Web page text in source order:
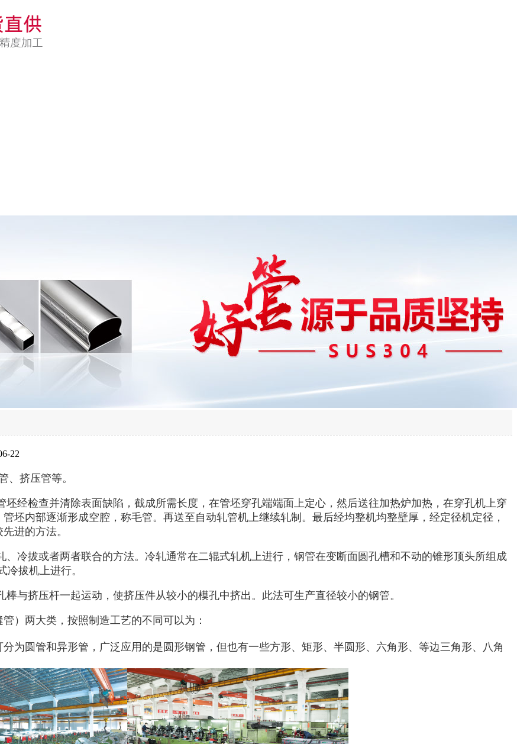
22
、挤压管等。
经检查并清除表面缺陷，截成所需长度，在管坯穿孔端端面上定心，然后送往加热炉加热，在穿孔机上穿
坯内部逐渐形成空腔，称毛管。再送至自动轧管机上继续轧制。最后经均整机均整壁厚，经定径机定径，
进的方法。
冷拔或者两者联合的方法。冷轧通常在二辊式轧机上进行，钢管在变断面圆孔槽和不动的锥形顶头所组成
冷拔机上进行。
与挤压杆一起运动，使挤压件从较小的模孔中挤出。此法可生产直径较小的钢管。
）两大类，按照制造工艺的不同可以为：
为圆管和异形管，广泛应用的是圆形钢管，但也有一些方形、矩形、半圆形、六角形、等边三角形、八角